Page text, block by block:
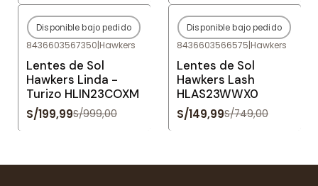
-80%OFF
Agotado
Disponible bajo pedido
8436603567350|Hawkers
Lentes de Sol
Hawkers Linda -
Turizo HLIN23COXM
S/199,99S/999,00
-80%OFF
Agotado
Disponible bajo pedido
8436603566575|Hawkers
Lentes de Sol
Hawkers Lash
HLAS23WWX0
S/149,99S/749,00